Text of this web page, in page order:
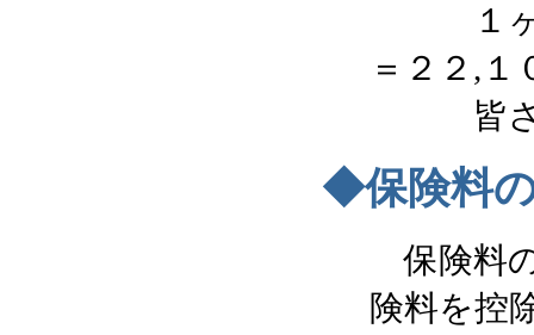
１ヶ月
＝２２,１
皆さん
◆保険料
保険料
険料を控